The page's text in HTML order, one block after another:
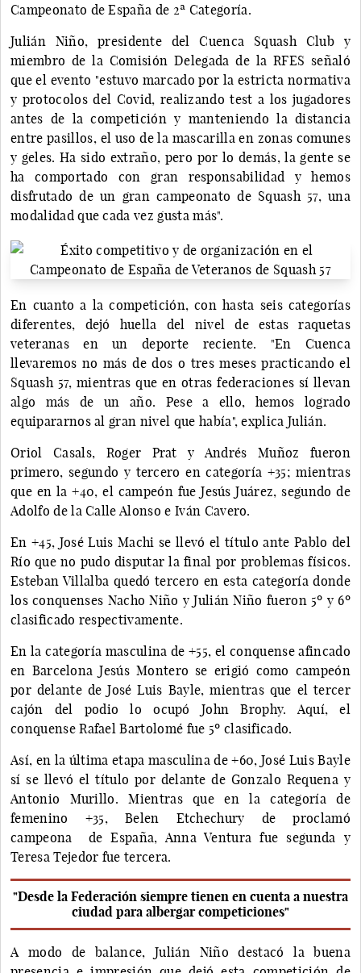
Campeonato de España de 2ª Categoría.
Julián Niño, presidente del Cuenca Squash Club y
miembro de la Comisión Delegada de la RFES señaló
que el evento "estuvo marcado por la estricta normativa
y protocolos del Covid, realizando test a los jugadores
antes de la competición y manteniendo la distancia
entre pasillos, el uso de la mascarilla en zonas comunes
y geles. Ha sido extraño, pero por lo demás, la gente se
ha comportado con gran responsabilidad y hemos
disfrutado de un gran campeonato de Squash 57, una
modalidad que cada vez gusta más".
En cuanto a la competición, con hasta seis categorías
diferentes, dejó huella del nivel de estas raquetas
veteranas en un deporte reciente. "En Cuenca
llevaremos no más de dos o tres meses practicando el
Squash 57, mientras que en otras federaciones sí llevan
algo más de un año. Pese a ello, hemos logrado
equipararnos al gran nivel que había", explica Julián.
Oriol Casals, Roger Prat y Andrés Muñoz fueron
primero, segundo y tercero en categoría +35; mientras
que en la +40, el campeón fue Jesús Juárez, segundo de
Adolfo de la Calle Alonso e Iván Cavero.
En +45, José Luis Machi se llevó el título ante Pablo del
Río que no pudo disputar la final por problemas físicos.
Esteban Villalba quedó tercero en esta categoría donde
los conquenses Nacho Niño y Julián Niño fueron 5º y 6º
clasificado respectivamente.
En la categoría masculina de +55, el conquense afincado
en Barcelona Jesús Montero se erigió como campeón
por delante de José Luis Bayle, mientras que el tercer
cajón del podio lo ocupó John Brophy. Aquí, el
conquense Rafael Bartolomé fue 5º clasificado.
Así, en la última etapa masculina de +60, José Luis Bayle
sí se llevó el título por delante de Gonzalo Requena y
Antonio Murillo. Mientras que en la categoría de
femenino +35, Belen Etchechury de proclamó
campeona de España, Anna Ventura fue segunda y
Teresa Tejedor fue tercera.
"Desde la Federación siempre tienen en cuenta a nuestra
ciudad para albergar competiciones"
A modo de balance, Julián Niño destacó la buena